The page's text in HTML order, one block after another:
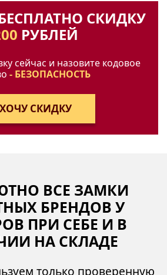
СКИДКУ
РУБЛЕЙ
сейчас и назовите кодовое
- БЕЗОПАСНОСТЬ
ВСЕ ЗАМКИ
БРЕНДОВ У
ПРИ СЕБЕ И В
НА СКЛАДЕ
только проверенную